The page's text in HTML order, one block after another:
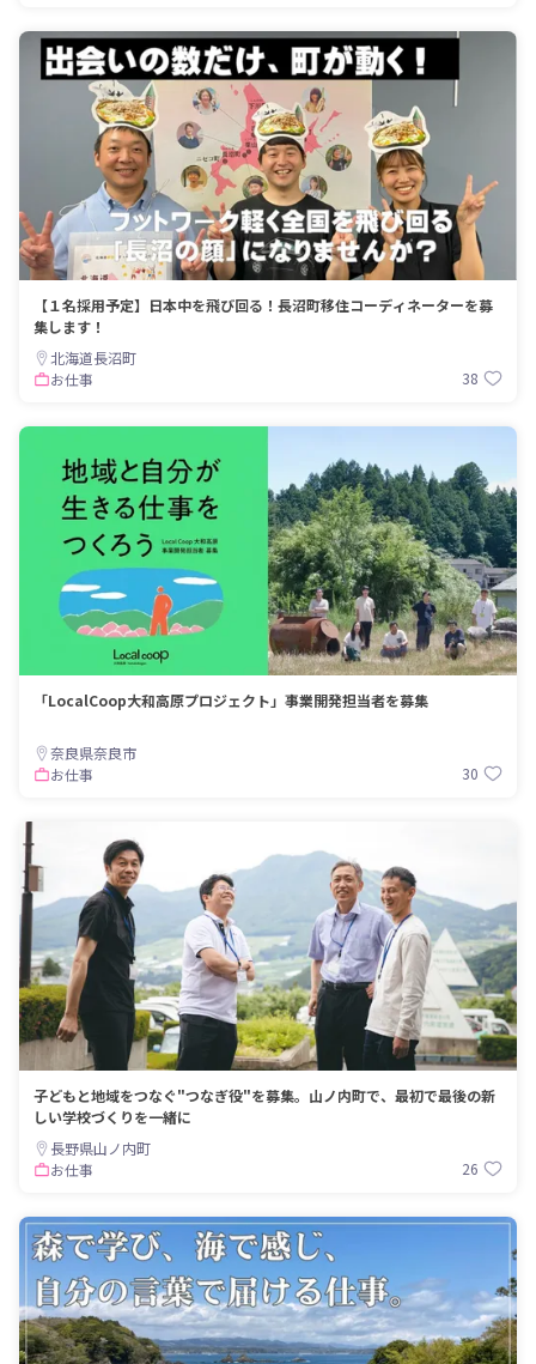
【１名採用予定】日本中を飛び回る！長沼町移住コーディネーターを募
集します！
北海道長沼町
お仕事
38
「LocalCoop大和高原プロジェクト」事業開発担当者を募集
奈良県奈良市
お仕事
30
子どもと地域をつなぐ"つなぎ役"を募集。山ノ内町で、最初で最後の新
しい学校づくりを一緒に
長野県山ノ内町
お仕事
26